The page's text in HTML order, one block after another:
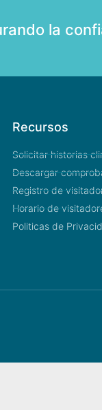
la
Recursos
Solicitar historias
Descargar
Registro de
Horario de
Politicas de